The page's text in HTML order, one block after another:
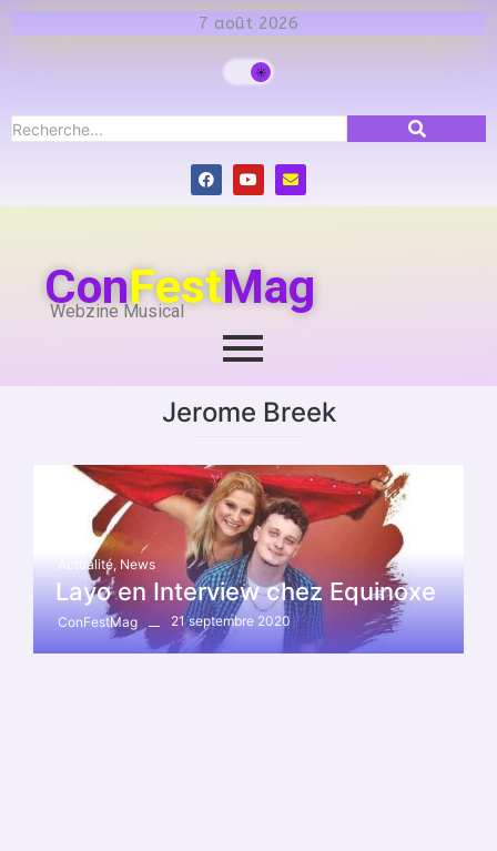
7 août 2026
ConFestMag
Webzine Musical
Jerome Breek
Actualité, News
Layo en Interview chez Equinoxe
ConFestMag 21 septembre 2020